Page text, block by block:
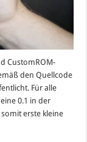
CustomROM-
den Quellcode
Für alle
0.1 in der
erste kleine